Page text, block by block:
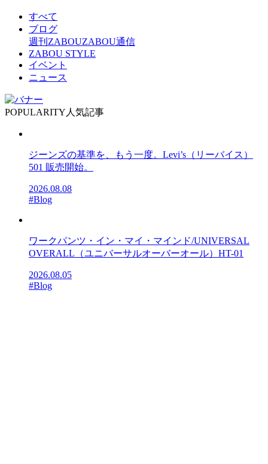
すべて
ブログ
週刊ZABOUZABOU通信
ZABOU STYLE
イベント
ニュース
POPULARITY 人気記事
ジーンズの基準を、もう一度。Levi’s（リーバイス）
501 販売開始。
2026.08.08
#Blog
ワークパンツ・イン・マイ・マインド/UNIVERSAL
OVERALL（ユニバーサルオーバーオール）HT-01
2026.08.05
#Blog